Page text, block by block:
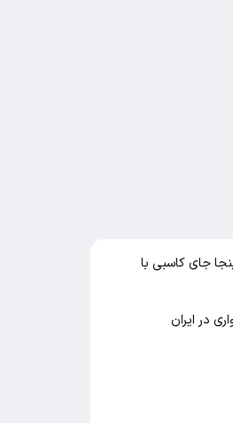
جای کاسبی با
در ایران